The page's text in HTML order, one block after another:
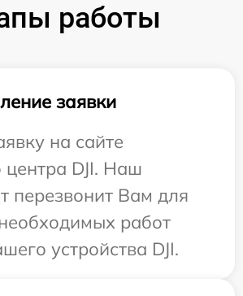
работы
заявки
на сайте
центра DJI. Наш
перезвонит Вам для
работ
устройства DJI.